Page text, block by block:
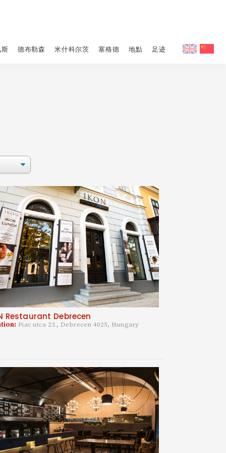
德布勒森 米什科尔茨 塞格德 地點 足迹
Restaurant Debrecen
Piac utca 23., Debrecen 4025, Hungary